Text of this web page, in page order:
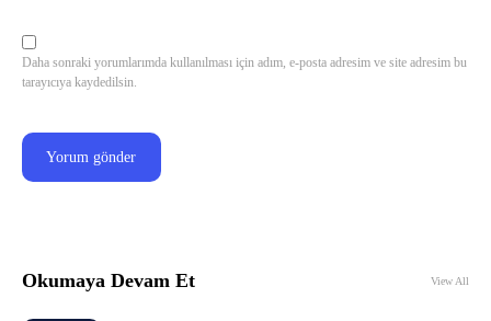
Daha sonraki yorumlarımda kullanılması için adım, e-posta adresim ve site adresim bu
tarayıcıya kaydedilsin.
Okumaya Devam Et View All